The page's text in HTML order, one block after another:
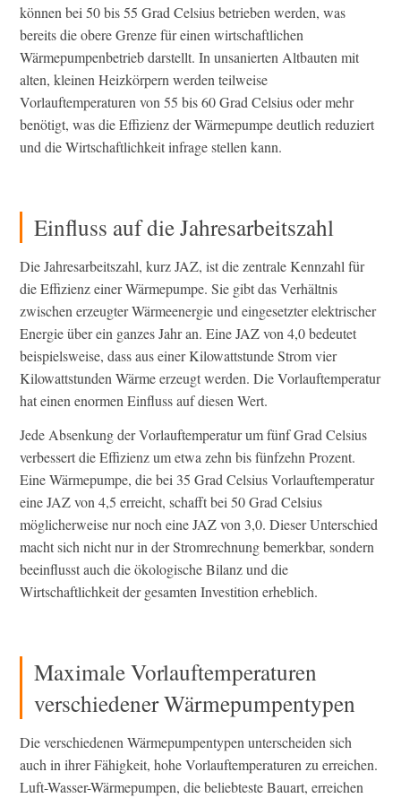
können bei 50 bis 55 Grad Celsius betrieben werden, was
bereits die obere Grenze für einen wirtschaftlichen
Wärmepumpenbetrieb darstellt. In unsanierten Altbauten mit
alten, kleinen Heizkörpern werden teilweise
Vorlauftemperaturen von 55 bis 60 Grad Celsius oder mehr
benötigt, was die Effizienz der Wärmepumpe deutlich reduziert
und die Wirtschaftlichkeit infrage stellen kann.
Einfluss auf die Jahresarbeitszahl
Die Jahresarbeitszahl, kurz JAZ, ist die zentrale Kennzahl für
die Effizienz einer Wärmepumpe. Sie gibt das Verhältnis
zwischen erzeugter Wärmeenergie und eingesetzter elektrischer
Energie über ein ganzes Jahr an. Eine JAZ von 4,0 bedeutet
beispielsweise, dass aus einer Kilowattstunde Strom vier
Kilowattstunden Wärme erzeugt werden. Die Vorlauftemperatur
hat einen enormen Einfluss auf diesen Wert.
Jede Absenkung der Vorlauftemperatur um fünf Grad Celsius
verbessert die Effizienz um etwa zehn bis fünfzehn Prozent.
Eine Wärmepumpe, die bei 35 Grad Celsius Vorlauftemperatur
eine JAZ von 4,5 erreicht, schafft bei 50 Grad Celsius
möglicherweise nur noch eine JAZ von 3,0. Dieser Unterschied
macht sich nicht nur in der Stromrechnung bemerkbar, sondern
beeinflusst auch die ökologische Bilanz und die
Wirtschaftlichkeit der gesamten Investition erheblich.
Maximale Vorlauftemperaturen
verschiedener Wärmepumpentypen
Die verschiedenen Wärmepumpentypen unterscheiden sich
auch in ihrer Fähigkeit, hohe Vorlauftemperaturen zu erreichen.
Luft-Wasser-Wärmepumpen, die beliebteste Bauart, erreichen